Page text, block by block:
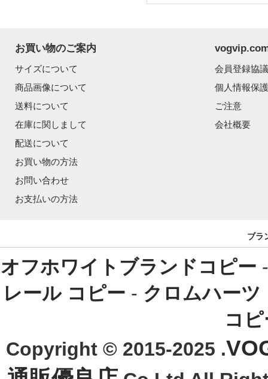
お買い物のご案内
サイズについて
商品画像について
送料について
在庫に関しまして
配送について
お買い物の方法
お問い合わせ
お支払いの方法
会員登録協
個人情報保
ご注意
会社概要
ブラ
オフホワイトブランドコピー
レール コピー - クロムハーツ
コ
Copyright © 2015-2025 .